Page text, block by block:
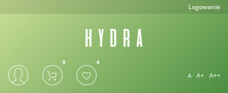
Logowanie
A A+ A++